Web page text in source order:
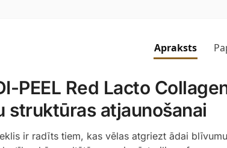
Apraksts
PEEL Red Lacto
struktūras atjaunošanai
ir radīts tiem, kas vēlas atgriezt ādai